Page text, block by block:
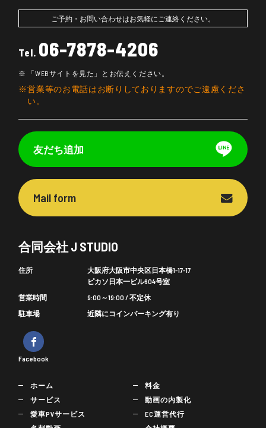
ご予約・お問い合わせはお気軽にご連絡ください。
Tel. 06-7878-4206
「WEBサイトを見た」とお伝えください。
営業等のお電話はお断りしておりますのでご遠慮くださ
い。
友だち追加
Mail form
合同会社 J STUDIO
住所
大阪府大阪市中央区日本橋1-17-17
ピカソ日本一ビル604号室
営業時間
9:00～19:00 / 不定休
駐車場
近隣にコインパーキング有り
Facebook
ホーム
サービス
愛車PVサービス
料金
動画の内製化
EC運営代行